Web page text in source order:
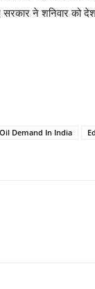
ने शनिवार को
Demand In India